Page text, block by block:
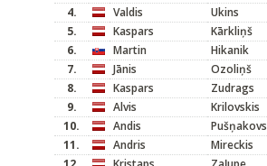
4.
Valdis Ukins
5.
Kaspars Kārkliņš
6.
Martin
Hikanik
7.
Jānis
Ozoliņš
8.
Kaspars Zudrags
9.
Alvis Krilovskis
10.
Andis Pušņakovs
11.
Andris
Mireckis